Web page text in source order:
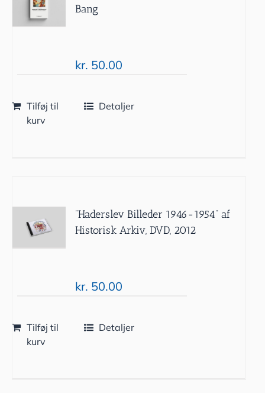
Bang
kr. 50.00
Tilføj til
kurv
Detaljer
”Haderslev Billeder 1946-1954” af
Historisk Arkiv, DVD, 2012
kr. 50.00
Tilføj til
kurv
Detaljer